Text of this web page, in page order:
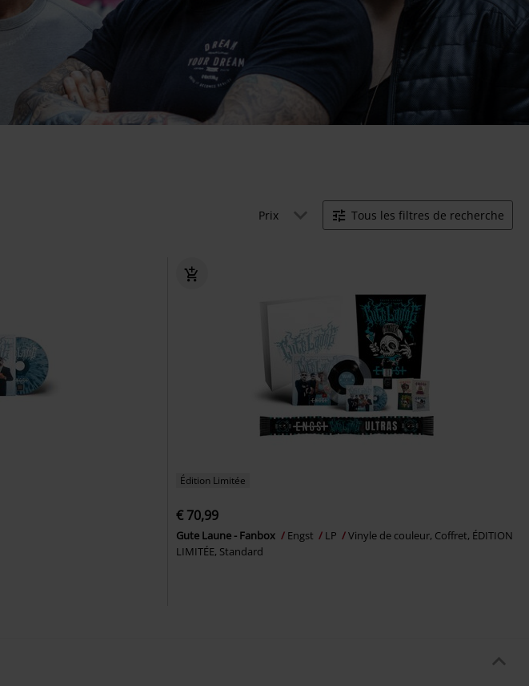
Prix Tous les filtres de recherche
Édition Limitée
€ 70,99
Gute Laune - Fanbox Engst LP
Vinyle de couleur, Coffret, ÉDITION
LIMITÉE, Standard